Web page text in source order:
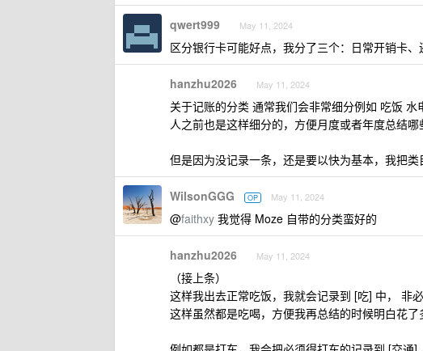
qwert999 May 11, 2024
区分银行卡可能好点，我分了三个：日常开销卡
hanzhu2026 May 11, 2024
关于记账的分类 通常我们会非常细分例如 吃饭
人之前也是这样细分的，方便月度或者年度总结哪
但是因为没记录一条，还是要以快为基本，我把
WilsonGGG OP May 11, 2024
@faithxy 我觉得 Moze 自带的分类蛮好的
hanzhu2026 May 11, 2024
（接上条）
这样我出去正常吃饭，我就会记录到 [吃] 中， 非
这样虽然都是吃喝，方便我再总结的时候明白花